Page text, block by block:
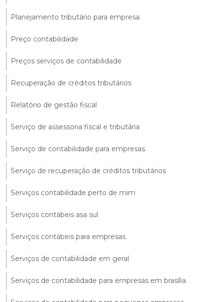
Planejamento tributário para empresa
Preço contabilidade
Preços serviços de contabilidade
Recuperação de créditos tributários
Relatório de gestão fiscal
Serviço de assessoria fiscal e tributária
Serviço de contabilidade para empresas
Serviço de recuperação de créditos tributários
Serviços contabilidade perto de mim
Serviços contábeis asa sul
Serviços contábeis para empresas
Serviços de contabilidade em geral
Serviços de contabilidade para empresas em brasília